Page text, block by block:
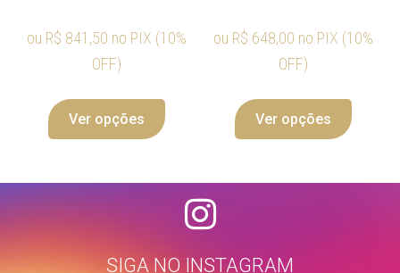
ou R$ 841,50 no PIX (10%
OFF)
Ver opções
ou R$ 648,00 no PIX (10%
OFF)
Ver opções
SIGA NO INSTAGRAM